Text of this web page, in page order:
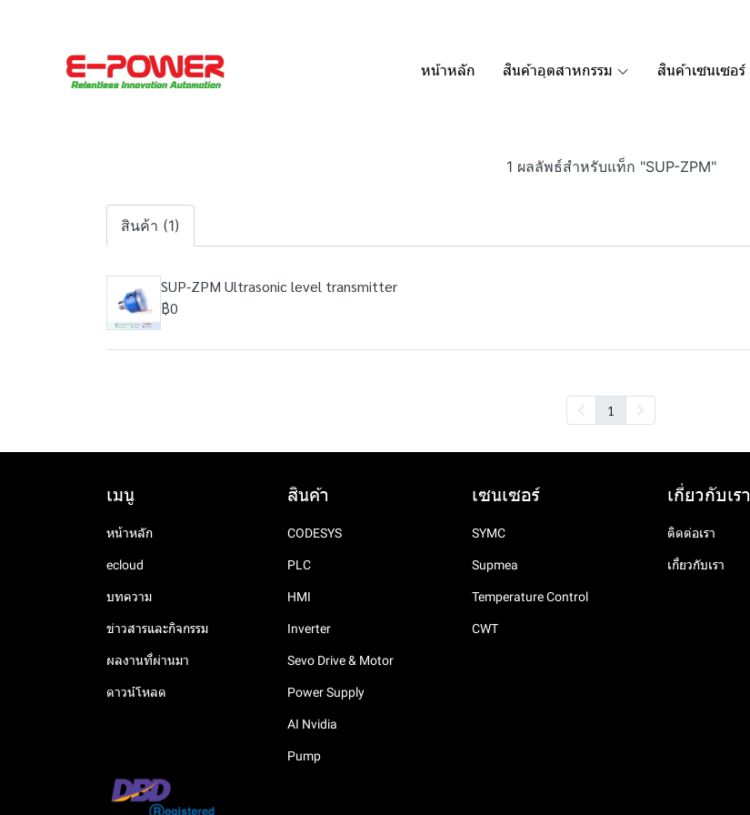
หน้าหลัก สินค้าอุตสาหกรรม สินค้าเซนเซอร์
1 ผลลัพธ์สำหรับแท็ก "SUP-ZPM"
สินค้า (1)
SUP-ZPM Ultrasonic level transmitter
฿0
1
เมนู
หน้าหลัก
ecloud
บทความ
ข่าวสารและกิจกรรม
ผลงานที่ผ่านมา
ดาวน์โหลด
สินค้า
CODESYS
PLC
HMI
Inverter
Sevo Drive & Motor
Power Supply
AI Nvidia
Pump
เซนเซอร์
SYMC
Supmea
Temperature Control
CWT
เกี่ยวกับเรา
ติดต่อเรา
เกี่ยวกับเรา